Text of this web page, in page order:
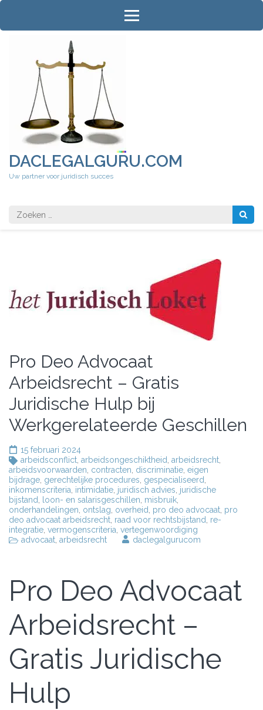
Ga
inhoud
DACLEGALGURU.COM
Uw partner voor juridisch succes
Zoeken
naar:
Pro Deo Advocaat
Arbeidsrecht – Gratis
Juridische Hulp bij
Werkgerelateerde Geschillen
15 februari 2024
arbeidsconflict arbeidsongeschiktheid arbeidsrecht
arbeidsvoorwaarden contracten discriminatie eigen
bijdrage gerechtelijke procedures gespecialiseerd
inkomenscriteria intimidatie juridisch advies juridische
bijstand
loon- en salarisgeschillen misbruik
onderhandelingen ontslag overheid pro deo advocaat pro
deo advocaat arbeidsrecht raad voor rechtsbijstand
re-
integratie vermogenscriteria vertegenwoordiging
advocaat arbeidsrecht daclegalgurucom
Pro Deo Advocaat
Arbeidsrecht –
Gratis Juridische
Hulp